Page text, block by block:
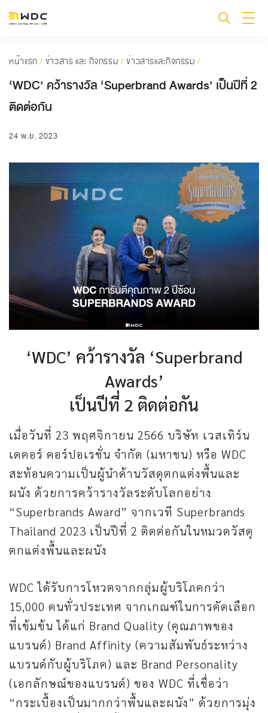
หน้าแรก/ ข่าวสาร และ กิจกรรม /ข่าวสารและกิจกรรม /
‘WDC’ คว้ารางวัล ‘Superbrand Awards’ เป็นปีที่ 2
ติดต่อกัน
24 พ.ย. 2023
‘WDC’ คว้ารางวัล ‘Superbrand
Awards’
เป็นปีที่ 2 ติดต่อกัน
เมื่อวันที่ 23 พฤศจิกายน 2566 บริษัท เวสเทิร์น
เดคอร์ คอร์ปอเรชั่น จำกัด (มหาชน) หรือ WDC
สะท้อนความเป็นผู้นำด้านวัสดุตกแต่งพื้นและ
ผนัง ด้วยการคว้ารางวัลระดับโลกอย่าง
“Superbrands Award” จากเวที Superbrands
Thailand 2023 เป็นปีที่ 2 ติดต่อกันในหมวดวัสดุ
ตกแต่งพื้นและผนัง
WDC ได้รับการโหวตจากกลุ่มผู้บริโภคกว่า
15,000 คนทั่วประเทศ จากเกณฑ์ในการคัดเลือก
ที่เข้มข้น ได้แก่ Brand Quality (คุณภาพของ
แบรนด์) Brand Affinity (ความสัมพันธ์ระหว่าง
แบรนด์กับผู้บริโภค) และ Brand Personality
(เอกลักษณ์ของแบรนด์) ของ WDC ที่เชื่อว่า
“กระเบื้องเป็นมากกว่าพื้นและผนัง” ด้วยการมุ่ง